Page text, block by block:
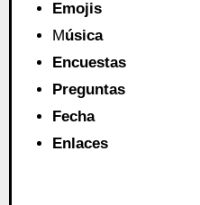
Emojis
Música
Encuestas
Preguntas
Fecha
Enlaces